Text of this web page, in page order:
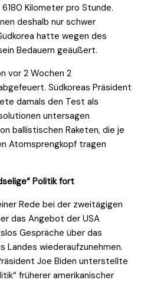
Kilometer pro Stunde.
deshalb nur schwer
hatte wegen des
Bedauern geäußert.
vor 2 Wochen 2
Südkoreas Präsident
damals den Test als
untersagen
ballistischen Raketen, die je
Atomsprengkopf tragen
Politik fort
Rede bei der zweitägigen
das Angebot der USA
Gespräche über das
Landes wiederaufzunehmen.
Joe Biden unterstellte
früherer amerikanischer